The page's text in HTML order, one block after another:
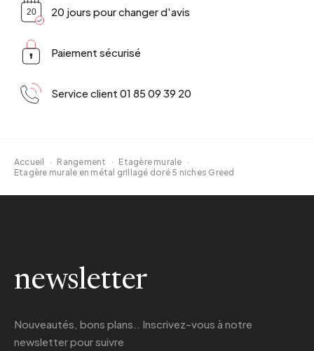
20 jours pour changer d'avis
Paiement sécurisé
Service client 01 85 09 39 20
Accueil · Rangement · Etagère murale ·
Etagère murale en métal grillagé doré 5 niches Greed
newsletter
Nouveautés, bons plans.. Inscrivez-vous à notre
newsletterpour suivre